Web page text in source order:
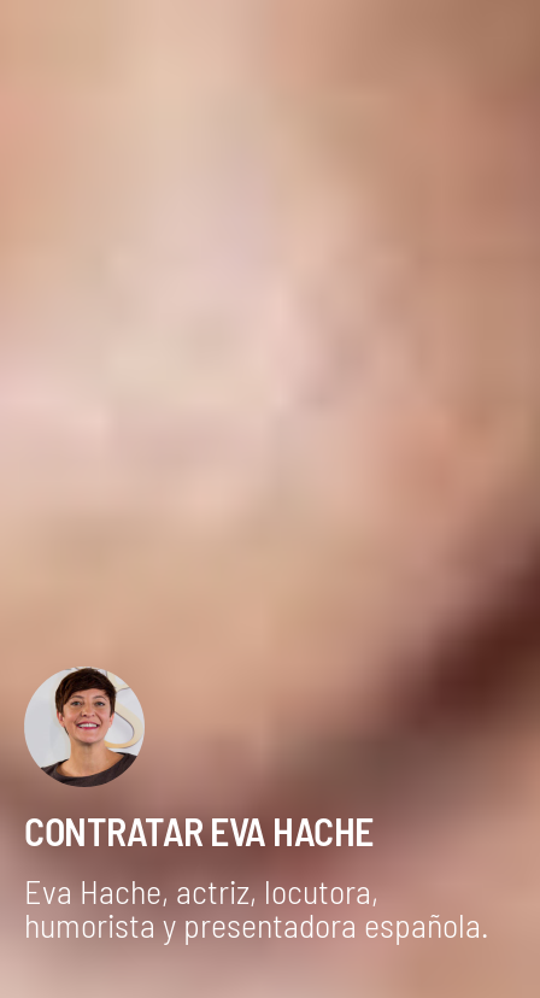
CONTRATAR EVA HACHE
Eva Hache, actriz, locutora,
humorista y presentadora española.